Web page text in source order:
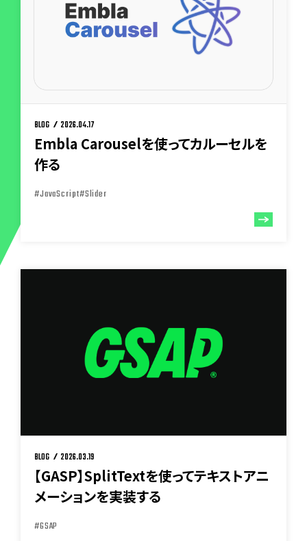
BLOG 2026.04.17
Embla Carouselを使ってカルーセルを
作る
#JavaScript#Slider
BLOG 2026.03.19
【GASP】SplitTextを使ってテキストアニ
メーションを実装する
#GSAP